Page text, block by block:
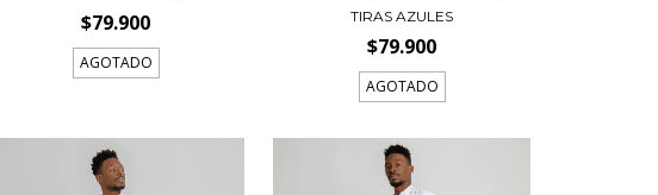
$79.900
AGOTADO
TIRAS AZULES
$79.900
AGOTADO